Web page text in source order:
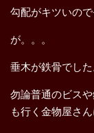
勾配がキツいの
が。。。
垂木が鉄骨でした
勿論普通のビス
も行く金物屋さ